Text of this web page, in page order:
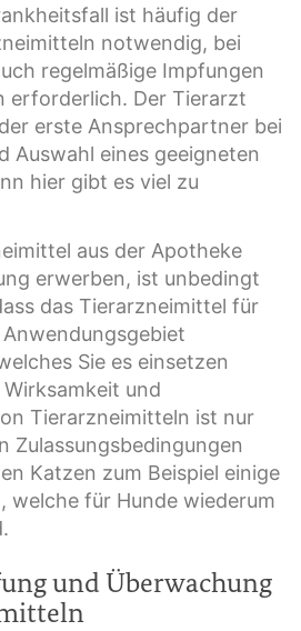
ist häufig der
notwendig, bei
regelmäßige Impfungen
erforderlich. Der Tierarzt
erste Ansprechpartner bei
Auswahl eines geeigneten
hier gibt es viel zu
aus der Apotheke
erwerben, ist unbedingt
das Tierarzneimittel für
Sie es einsetzen
und
Tierarzneimitteln ist nur
Zulassungsbedingungen
Katzen zum Beispiel einige
welche für Hunde wiederum
und Überwachung